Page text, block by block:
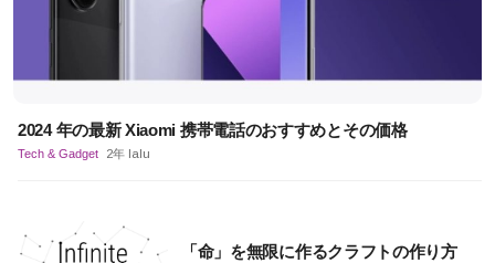
2024 年の最新 Xiaomi 携帯電話のおすすめとその価格
Tech & Gadget 2年 lalu
「命」を無限に作るクラフトの作り方